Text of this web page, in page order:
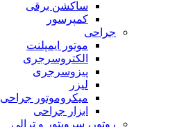
ساکشن برقی
کمپرسور
جراحی
موتور ایمپلنت
الکتروسرجری
پیزوسرجری
لیزر
میکروموتور جراحی
ابزار جراحی
روتور، سرویتور و ترالی